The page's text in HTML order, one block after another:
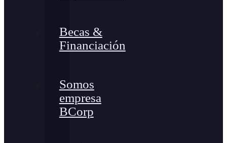
Becas &
Financiación
Somos
empresa
BCorp